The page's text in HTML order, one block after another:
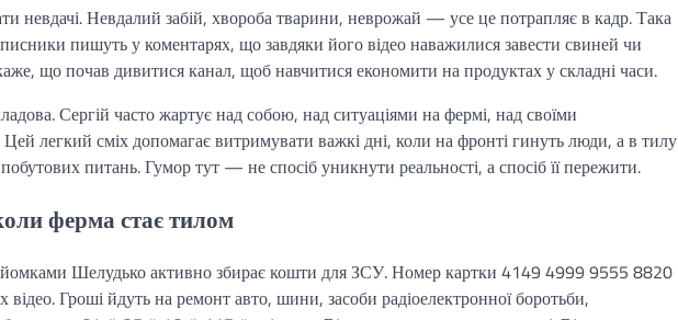
невдачі. Невдалий забій, хвороба тварини, неврожай — усе це потрапляє в кадр. Така
пишуть у коментарях, що завдяки його відео наважилися завести свиней чи
що почав дивитися канал, щоб навчитися економити на продуктах у складні часи.
Сергій часто жартує над собою, над ситуаціями на фермі, над своїми
легкий сміх допомагає витримувати важкі дні, коли на фронті гинуть люди, а в тилу
питань. Гумор тут — не спосіб уникнути реальності, а спосіб її пережити.
ферма стає тилом
Шелудько активно збирає кошти для ЗСУ. Номер картки 4149 4999 9555 8820
відео. Гроші йдуть на ремонт авто, шини, засоби радіоелектронної боротьби,